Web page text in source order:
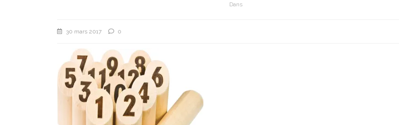
Dans
30 mars 2017 0